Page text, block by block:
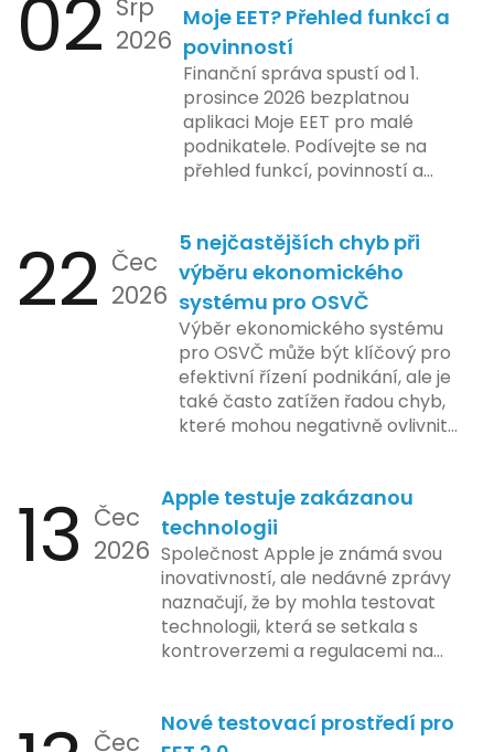
02 Srp
2026
Moje EET? Přehled funkcí a
povinností
Finanční správa spustí od 1.
prosince 2026 bezplatnou
aplikaci Moje EET pro malé
podnikatele. Podívejte se na
přehled funkcí, povinností a
22 Čec
2026
5 nejčastějších chyb při
výběru ekonomického
systému pro OSVČ
Výběr ekonomického systému
pro OSVČ může být klíčový pro
efektivní řízení podnikání, ale je
také často zatížen řadou chyb,
které mohou negativně ovlivnit
by se podnikatelé měli vyvarovat.
13 Čec
2026
Apple testuje zakázanou
technologii
Společnost Apple je známá svou
inovativností, ale nedávné zprávy
naznačují, že by mohla testovat
technologii, která se setkala s
kontroverzemi a regulacemi na
implementace funkce, která by
Čec
Nové testovací prostředí pro